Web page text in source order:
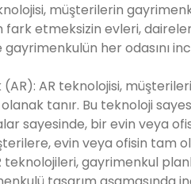
müşterilerin
etmeksizin evleri,
her odasını
(AR): AR teknolojisi,
tanır. Bu teknoloji
sayesinde, bir evin veya
evin veya ofisin tam
teknolojileri, gayrimenkul